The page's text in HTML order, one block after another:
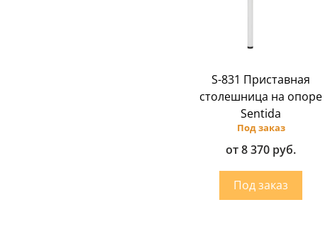
S-831 Приставная
столешница на опоре
Sentida
Под заказ
от 8 370 руб.